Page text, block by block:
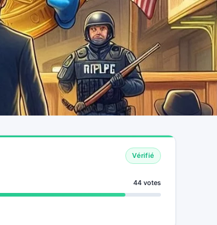
Vérifié
44 votes